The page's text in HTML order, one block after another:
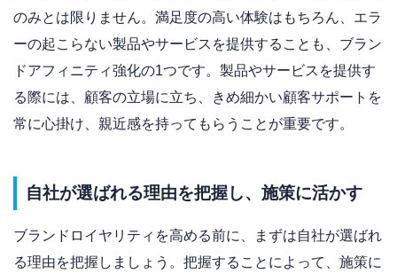
のみとは限りません。満足度の高い体験はもちろん、エラ
ーの起こらない製品やサービスを提供することも、ブラン
ドアフィニティ強化の1つです。製品やサービスを提供す
る際には、顧客の立場に立ち、きめ細かい顧客サポートを
常に心掛け、親近感を持ってもらうことが重要です。
自社が選ばれる理由を把握し、施策に活かす
ブランドロイヤリティを高める前に、まずは自社が選ばれ
る理由を把握しましょう。把握することによって、施策に